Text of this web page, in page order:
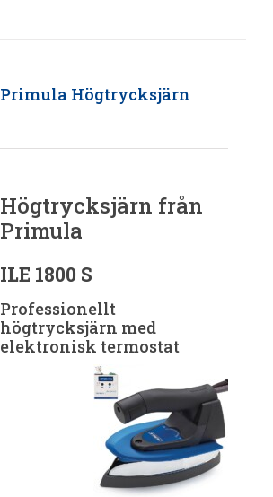
Primula Högtrycksjärn
Högtrycksjärn från
Primula
ILE 1800 S
Professionellt
högtrycksjärn med
elektronisk termostat